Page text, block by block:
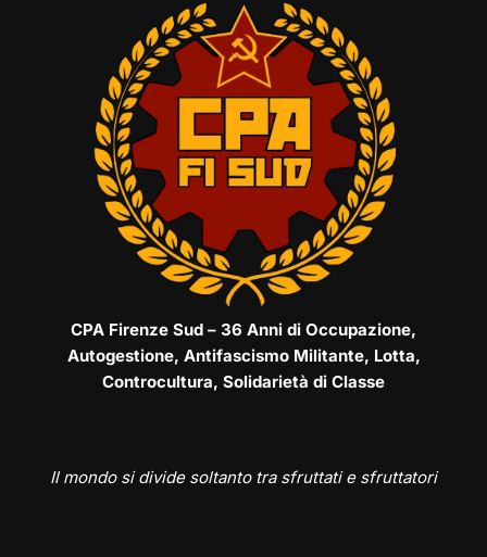
CPA Firenze Sud – 36 Anni di Occupazione,
Autogestione, Antifascismo Militante, Lotta,
Controcultura, Solidarietà di Classe
Il mondo si divide soltanto tra sfruttati e sfruttatori